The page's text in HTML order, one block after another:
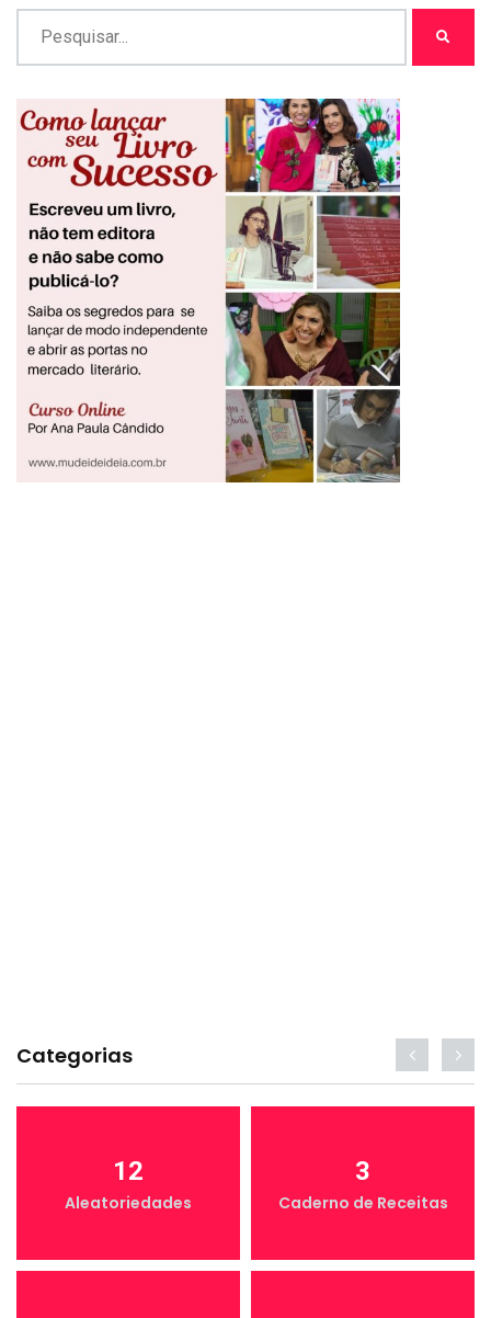
Categorias
12
Aleatoriedades
3
Caderno de Receitas